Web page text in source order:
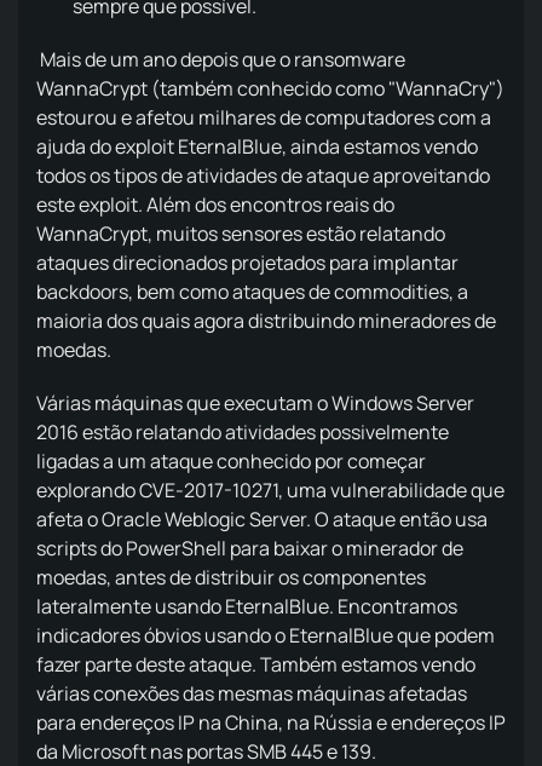
sempre que possível.
Mais de um ano depois que o ransomware
WannaCrypt (também conhecido como "WannaCry")
estourou e afetou milhares de computadores com a
ajuda do exploit EternalBlue, ainda estamos vendo
todos os tipos de atividades de ataque aproveitando
este exploit. Além dos encontros reais do
WannaCrypt, muitos sensores estão relatando
ataques direcionados projetados para implantar
backdoors, bem como ataques de commodities, a
maioria dos quais agora distribuindo mineradores de
moedas.
Várias máquinas que executam o Windows Server
2016 estão relatando atividades possivelmente
ligadas a um ataque conhecido por começar
explorando CVE-2017-10271, uma vulnerabilidade que
afeta o Oracle Weblogic Server. O ataque então usa
scripts do PowerShell para baixar o minerador de
moedas, antes de distribuir os componentes
lateralmente usando EternalBlue. Encontramos
indicadores óbvios usando o EternalBlue que podem
fazer parte deste ataque. Também estamos vendo
várias conexões das mesmas máquinas afetadas
para endereços IP na China, na Rússia e endereços IP
da Microsoft nas portas SMB 445 e 139.